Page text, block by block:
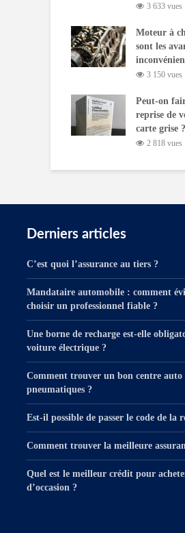
3 633 vues
Moteur à
sont les
3 150 vues
Peut-on
reprise de
carte grise ?
2 818 vues
Derniers articles
C’est quoi l’assurance au tiers ?
Mandataire automobile : comment
choisir un professionnel fiable ?
Une borne de recharge est-elle
voiture électrique ?
Comment trouver un bon centre auto
pneumatiques ?
Est-il possible de passer le code de la
Comment trouver la meilleure
Quel est le meilleur crédit pour
d’occasion ?